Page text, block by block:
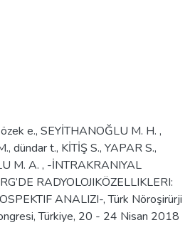
e., SEYİTHANOĞLU M. H. ,
dündar t., KİTİŞ S., YAPAR S.,
M. A. , -İNTRAKRANIYAL
RADYOLOJIKÖZELLIKLERI:
ANALIZI-, Türk Nöroşirürji
Türkiye, 20 - 24 Nisan 2018